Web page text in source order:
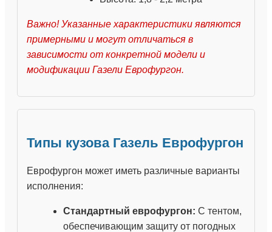
Важно!Указанные характеристики являются
примерными и могут отличаться в
зависимости от конкретной модели и
модификации Газели Еврофургон.
Типы кузова Газель Еврофургон
Еврофургон может иметь различные варианты
исполнения:
Стандартный еврофургон: С тентом,
обеспечивающим защиту от погодных